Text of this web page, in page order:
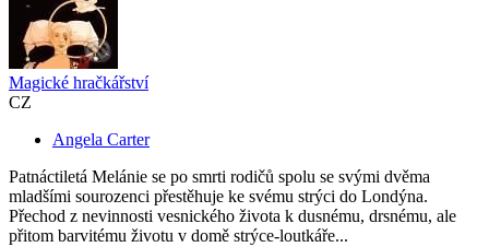
Magické hračkářství
CZ
Angela Carter
Patnáctiletá Melánie se po smrti rodičů spolu se svými dvěma
mladšími sourozenci přestěhuje ke svému strýci do Londýna.
Přechod z nevinnosti vesnického života k dusnému, drsnému, ale
přitom barvitému životu v domě strýce-loutkáře...